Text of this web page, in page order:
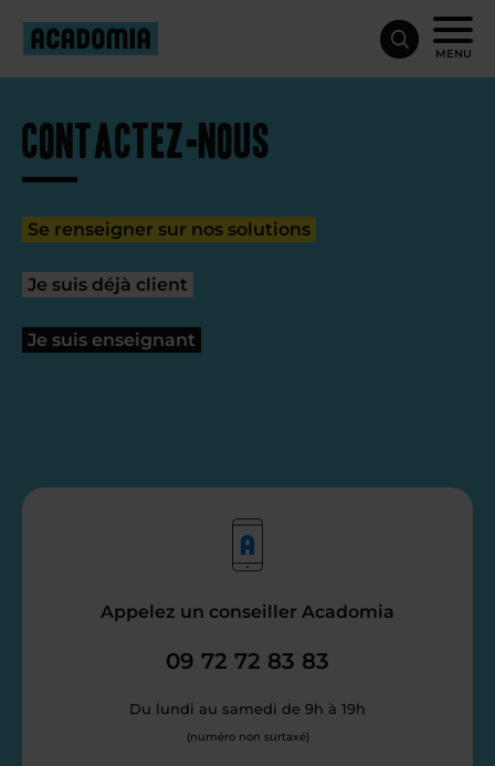
MENU
Contactez-nous
Se renseigner sur nos solutions
Je suis déjà client
Je suis enseignant
Appelez un conseiller Acadomia
09 72 72 83 83
Du lundi au samedi de 9h à 19h
(numéro non surtaxé)